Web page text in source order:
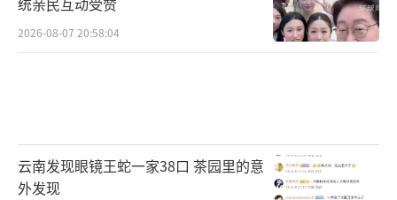
2026-08-07 20:58:04
云南发现眼镜王蛇一家38口 茶园里的意
外发现